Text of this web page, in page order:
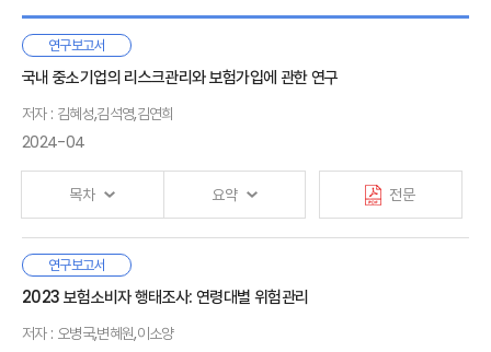
떨어지는 젊은층에게 이해력이 수반되지 않은 활용의 증진은 과도한
부채와 투자 손실 등의 부정적 결과로 이어질 수도 있다. 이러한 문제들은
디지털 금융서비스에 대한 신뢰를 약화시킬 수 있으며, 발전을 저해하고
디지털 금융포용의 걸림돌이 될 수도 있다. 이러한 문제를 최소화하고
디지털 금융서비스를 효과적으로 사용하기 위해서는 전통 금융의 시대보다
더 높은 금융이해력과 디지털 금융이해력이 필요하다. 따라서
디지털 금융이해력 향상은 중요한 의미를 지닌다고 하겠다. 디지털
금융이해력에 대한 정책적 관심도 증가하고 연구도 늘어나고 있으나 아직
이 주제에 대한 국문 문서는 부재하다. 이에 이 연구보고서에서는 디지털
금융이해력의 정의부터 관련 선행연구, 국내 디지털 금융이해력 관련
현황에 대해 정리하고, 디지털 금융이해력 정책에 대해 제안한다.
2. 금융이해력과 디지털 금융이해력이 미치는 영향
Ⅲ. 금융의 디지털 전환
1. 소매금융의 디지털 전환
Ⅳ. 한국인의 금융이해력과 디지털 금융이해력
1. 한국인의 금융이해력
2. 한국인의 디지털 금융이해력
3. 소결
연구보고서
국내 중소기업의 리스크관리와 보험가입에 관한 연구
저자 : 김혜성,김석영,김연희
2024-04
목차 요약 전문
미국, 영국, 독일 등에서 중소기업 보험시장은 기업성
보험시장의 60% 이상의 비중을 차지하는 주요 시장이다.
신규보험 수요, 보험가입 행태 등 다양한 분야에 걸쳐 있다.
Ⅰ. 서론
1. 연구 배경과 목적
2. 선행 연구
연구보고서
2023 보험소비자 행태조사: 연령대별 위험관리
저자 : 오병국,변혜원,이소양